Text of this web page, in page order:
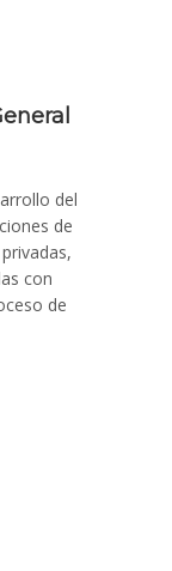
del
de
con
de